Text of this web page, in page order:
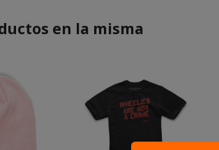
en la misma